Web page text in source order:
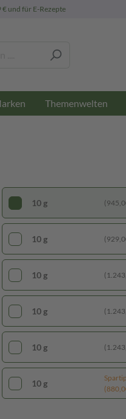
€ und für E-Rezepte
Themenwelten
10 g
10 g
10 g
10 g
10 g
10 g